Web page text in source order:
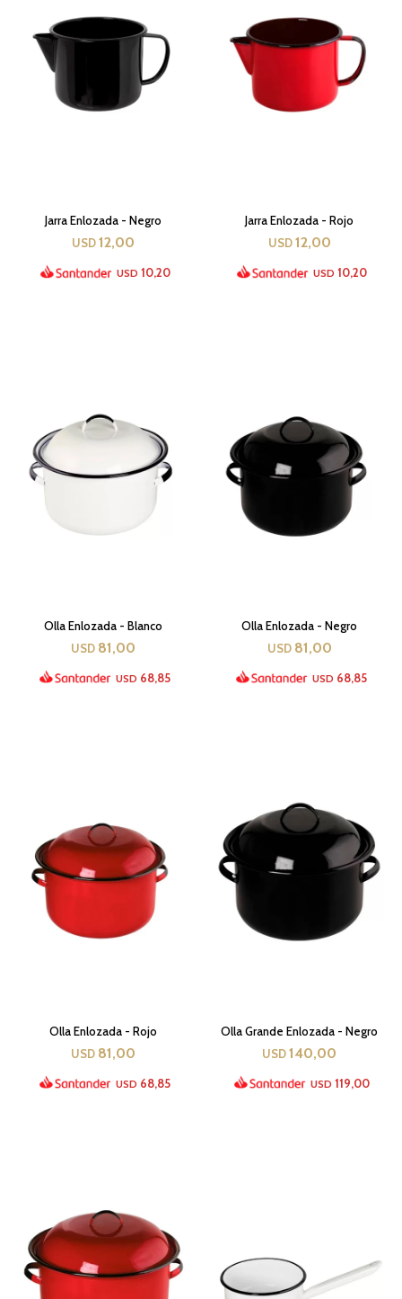
Jarra Enlozada - Negro
USD 12,00
USD 10,20
Jarra Enlozada - Rojo
USD 12,00
USD 10,20
Olla Enlozada - Blanco
USD 81,00
USD 68,85
Olla Enlozada - Negro
USD 81,00
USD 68,85
Olla Enlozada - Rojo
USD 81,00
USD 68,85
Olla Grande Enlozada - Negro
USD 140,00
USD 119,00